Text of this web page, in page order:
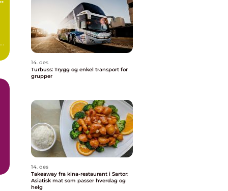
14. des
Turbuss: Trygg og enkel transport for
grupper
14. des
Takeaway fra kina-restaurant i Sartor:
Asiatisk mat som passer hverdag og
helg